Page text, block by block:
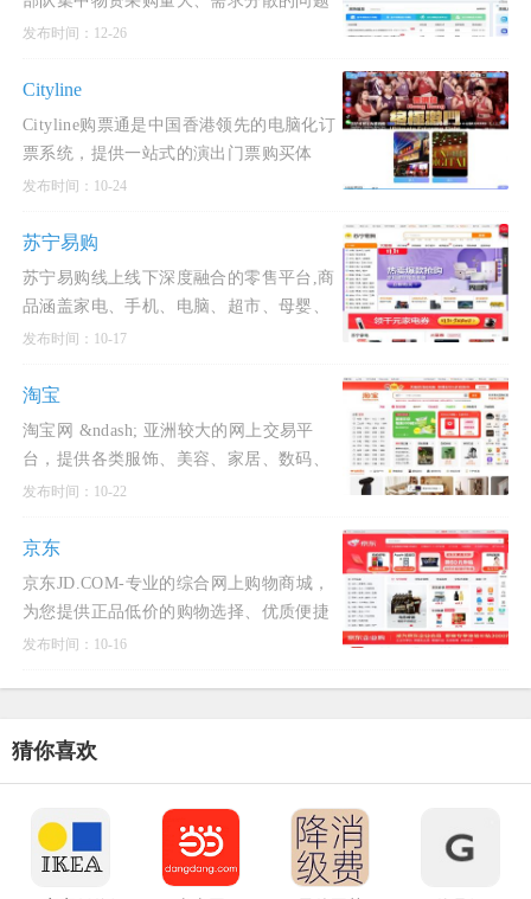
而建立的网上平台，主要提供物资、工程
食、住、行、医、服
发布时间：12-26
Cityline
Cityline购票通是中国香港领先的电脑化订
票系统，提供一站式的演出门票购买体
验。用户可以通过其官网或移动应用进行
Cityline购票通的官方网
发布时间：10-24
苏宁易购
苏宁易购线上线下深度融合的零售平台,商
品涵盖家电、手机、电脑、超市、母婴、
百货、海外购等品类。换新到苏宁 省钱更
换新。 正品行货
发布时间：10-17
淘宝
淘宝网 &ndash; 亚洲较大的网上交易平
台，提供各类服饰、美容、家居、数码、
话费/点卡充值&hellip; 数亿优质商品，同
易保障服务，并由商家
发布时间：10-22
京东
京东JD.COM-专业的综合网上购物商城，
为您提供正品低价的购物选择、优质便捷
的服务体验。商品来自全球数十万品牌商
发布时间：10-16
猜你喜欢